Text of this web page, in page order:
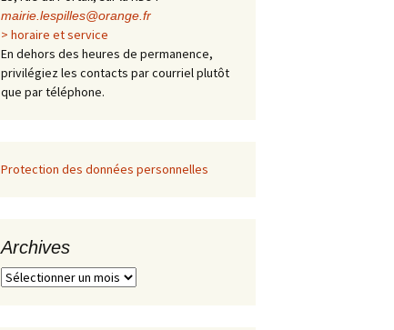
mairie.lespilles@orange.fr
> horaire et service
En dehors des heures de permanence,
privilégiez les contacts par courriel plutôt
que par téléphone.
Protection des données personnelles
Archives
A